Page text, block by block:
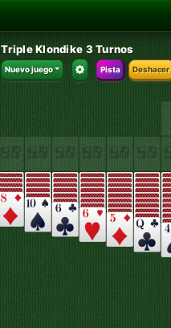
Triple Klondike 3 Turnos
Nuevo juego Pista Deshacer